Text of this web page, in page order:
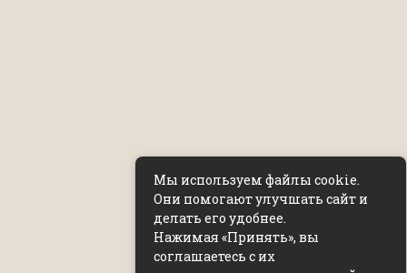
Мы используем файлы cookie.
Они помогают улучшать сайт и
делать его удобнее.
Нажимая «Принять», вы
соглашаетесь с их